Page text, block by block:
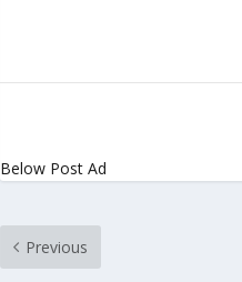
Below Post Ad
Previous